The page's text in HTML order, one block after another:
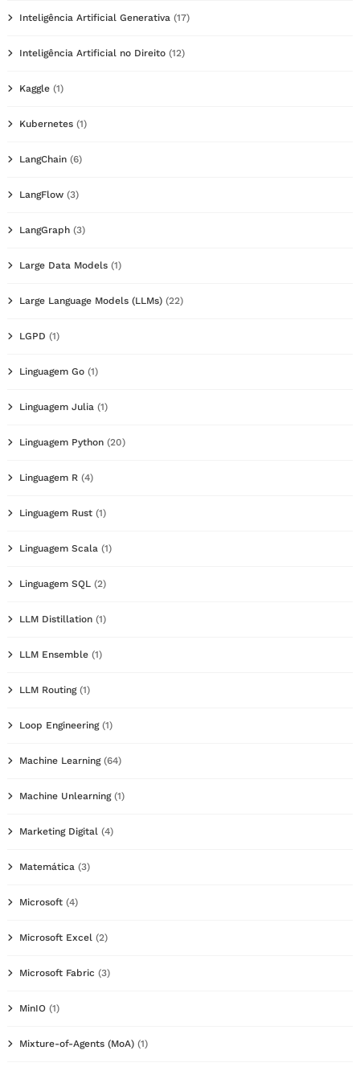
Inteligência Artificial Generativa (17)
Inteligência Artificial no Direito (12)
Kaggle (1)
Kubernetes (1)
LangChain (6)
LangFlow (3)
LangGraph (3)
Large Data Models (1)
Large Language Models (LLMs) (22)
LGPD (1)
Linguagem Go (1)
Linguagem Julia (1)
Linguagem Python (20)
Linguagem R (4)
Linguagem Rust (1)
Linguagem Scala (1)
Linguagem SQL (2)
LLM Distillation (1)
LLM Ensemble (1)
LLM Routing(1)
Loop Engineering(1)
Machine Learning(64)
Machine Unlearning(1)
Marketing Digital (4)
Matemática (3)
Microsoft (4)
Microsoft Excel (2)
Microsoft Fabric (3)
MinIO (1)
Mixture-of-Agents (MoA) (1)